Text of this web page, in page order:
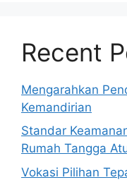
Recent
Mengarahkan
Kemandirian
Standar
Rumah Tangga
Vokasi Pilihan